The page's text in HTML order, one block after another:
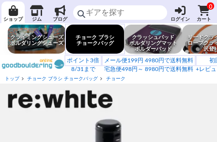
ショップ ジム ブログ ログイン
0
カート
クライミングシューズ
ボルダリングシューズ
チョーク ブラシ
チョークバッグ
クラッシュパッド
ボルダリングマット
ボルダーパッド
リードクラ
ロープクラ
沢登
ポイント3倍
8/31まで
メール便199円 4980円で送料無料
宅急便498円～ 8980円で送料無料
初
+レビ
トップ チョーク ブラシ チョークバッグ チョーク